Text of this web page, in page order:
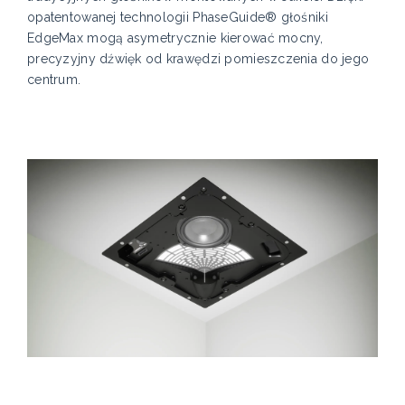
opatentowanej technologii PhaseGuide® głośniki
EdgeMax mogą asymetrycznie kierować mocny,
precyzyjny dźwięk od krawędzi pomieszczenia do jego
centrum.